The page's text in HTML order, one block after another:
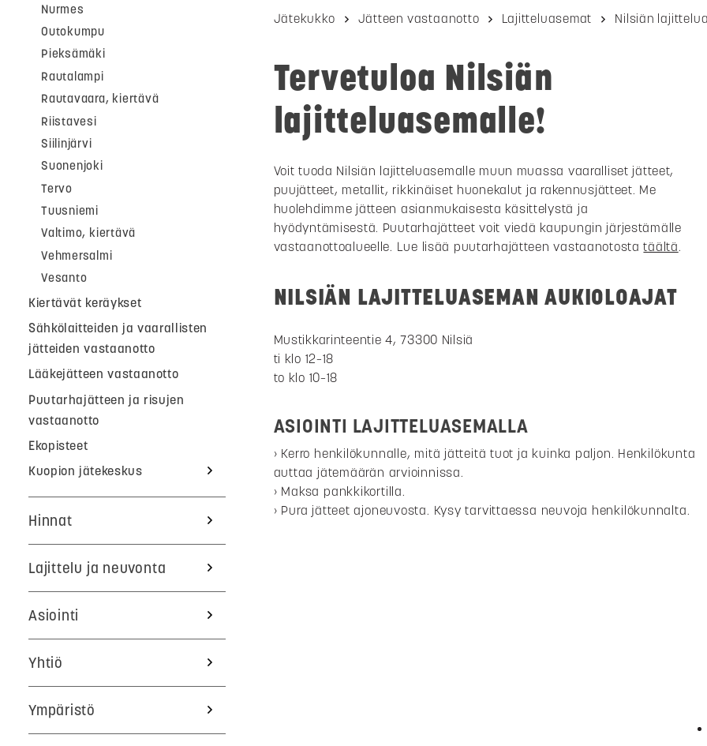
Nurmes
Outokumpu
Pieksämäki
Rautalampi
Rautavaara, kiertävä
Riistavesi
Siilinjärvi
Suonenjoki
Tervo
Tuusniemi
Valtimo, kiertävä
Vehmersalmi
Vesanto
Kiertävät keräykset
Sähkölaitteiden ja vaarallisten
jätteiden vastaanotto
Lääkejätteen vastaanotto
Puutarhajätteen ja risujen
vastaanotto
Ekopisteet
Kuopion jätekeskus
Hinnat
Lajittelu ja neuvonta
Asiointi
Yhtiö
Ympäristö
Jätekukko Jätteen vastaanotto Lajitteluasemat Nilsiän
Tervetuloa Nilsiän
lajitteluasemalle!
Voit tuoda Nilsiän lajitteluasemalle muun muassa vaaralliset jätteet,
puujätteet, metallit, rikkinäiset huonekalut ja rakennusjätteet. Me
huolehdimme jätteen asianmukaisesta käsittelystä ja
hyödyntämisestä. Puutarhajätteet voit viedä kaupungin järjestämälle
vastaanottoalueelle. Lue lisää puutarhajätteen vastaanotostatäältä.
NILSIÄN LAJITTELUASEMAN AUKIOLOAJAT
Mustikkarinteentie 4, 73300 Nilsiä
ti klo 12–18
to klo 10–18
ASIOINTI LAJITTELUASEMALLA
Kerro henkilökunnalle, mitä jätteitä tuot ja kuinka paljon. Henkilökunta
auttaa jätemäärän arvioinnissa.
Maksa pankkikortilla.
Pura jätteet ajoneuvosta. Kysy tarvittaessa neuvoja henkilökunnalta.